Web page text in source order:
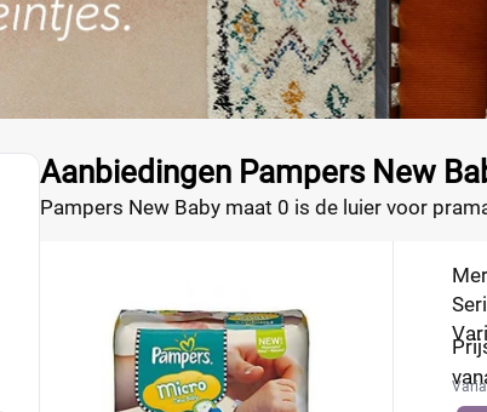
Aanbiedingen Pampers New
Pampers New Baby maat 0 is de luier voor
maat 1 een urine indicator zodat je kan zien of